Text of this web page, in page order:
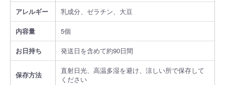
アレルギー 乳成分、ゼラチン、大豆
内容量 5個
お日持ち 発送日を含めて約90日間
保存方法
直射日光、高温多湿を避け、涼しい所で保存して
ください